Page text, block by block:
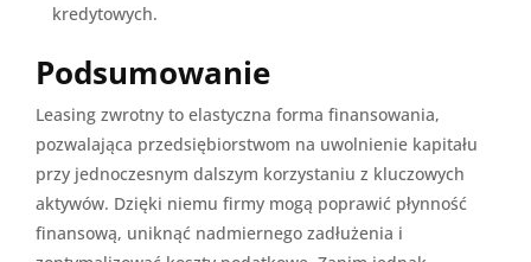
kredytowych.
Podsumowanie
Leasing zwrotny to elastyczna forma finansowania,
pozwalająca przedsiębiorstwom na uwolnienie kapitału
przy jednoczesnym dalszym korzystaniu z kluczowych
aktywów. Dzięki niemu firmy mogą poprawić płynność
finansową, uniknąć nadmiernego zadłużenia i